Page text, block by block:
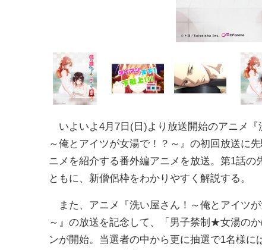
いよいよ4月7日(日)より放送開始のアニメ『
～俺とアイツが女湯で！？～』の初回放送に
ニメを紹介する番外編アニメを放送。第1話の
ともに、新僧侶枠をわかりやすく解説する。
また、アニメ『洗い屋さん！～俺とアイツが
～』の放送を記念して、「男子禁制★女湯の
ンが開始。当選者の中から更に抽選で1名様